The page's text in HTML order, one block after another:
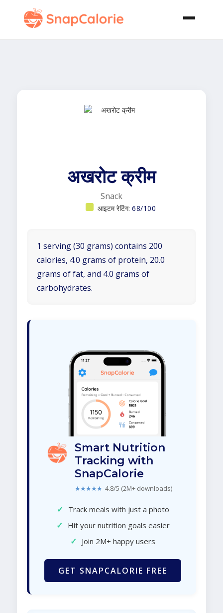
अखरोट क्रीम
Snack
आइटम रेटिंग: 68/100
1 serving (30 grams) contains 200
calories, 4.0 grams of protein, 20.0
grams of fat, and 4.0 grams of
carbohydrates.
Smart Nutrition
Tracking with
SnapCalorie
★★★★★ 4.8/5 (2M+ downloads)
✓ Track meals with just a photo
✓ Hit your nutrition goals easier
✓ Join 2M+ happy users
GET SNAPCALORIE FREE